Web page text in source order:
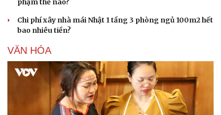
Dinh dưỡng - món ngon
Sản phụ khoa
Nam khoa
Làm đẹp - giảm cân
Phòng mạch online
Ăn sạch sống khỏe
Đời sống
phạm thế nào?
Chi phí xây nhà mái Nhật 1 tầng 3 phòng ngủ 100m2 hết
bao nhiêu tiền?
VĂN HÓA